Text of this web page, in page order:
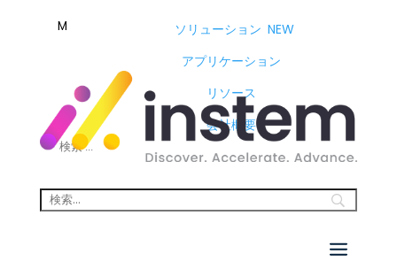
M ソリューション NEW
アプリケーション
リソース
会社概要